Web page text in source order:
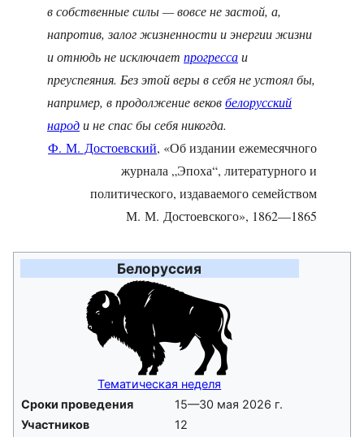
в собственные силы — вовсе не застой, а,
напротив, залог жизненности и энергии жизни
и отнюдь не исключает прогрессаи
преуспеяния. Без этой веры в себя не устоял бы,
например, в продолжение вековбелорусский
народи не спас бы себя никогда.
Ф. М. Достоевский, «Об издании ежемесячного
журнала „Эпоха“, литературного и
политического, издаваемого семейством
М. М. Достоевского», 1862—1865
Белоруссия
Тематическая неделя
Сроки проведения
15—30 мая 2026 г.
Участников
12